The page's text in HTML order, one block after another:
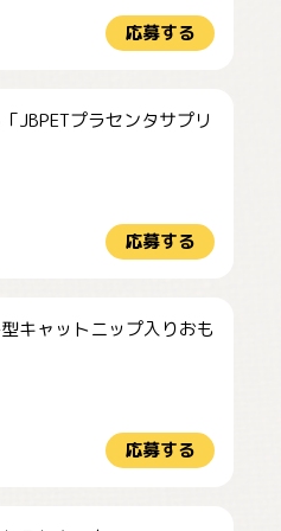
応募する
JBPETプラセンタサプリ
応募する
キャットニップ入りおも
応募する